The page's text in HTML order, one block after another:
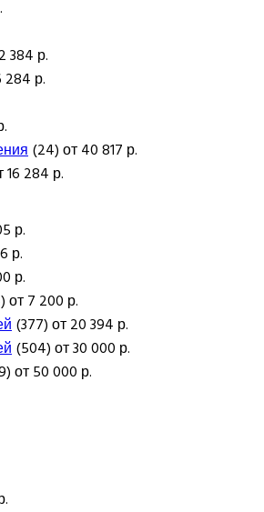
384 р.
284 р.
(24) от 40 817 р.
16 284 р.
р.
р.
р.
от 7 200 р.
(377) от 20 394 р.
(504) от 30 000 р.
от 50 000 р.